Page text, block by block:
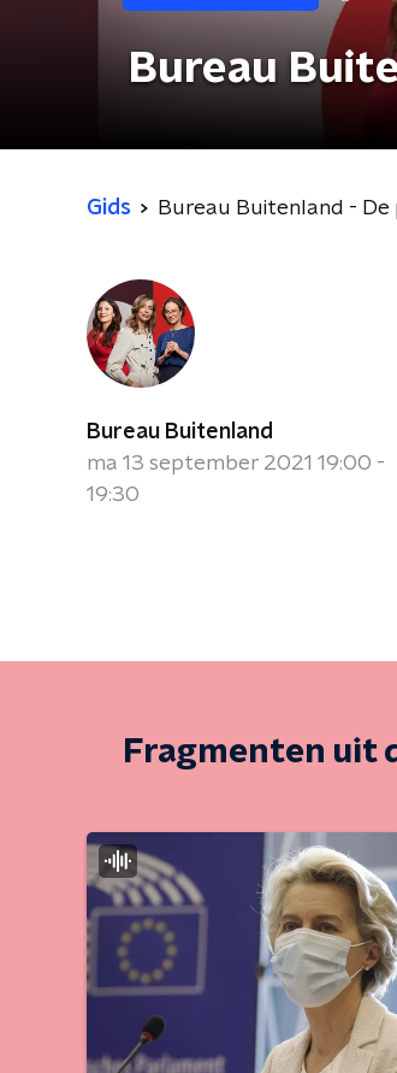
Bureau
Gids Bureau Buitenland - De
Bureau Buitenland
ma 13 september 2021 19:00 -
19:30
Fragmenten uit